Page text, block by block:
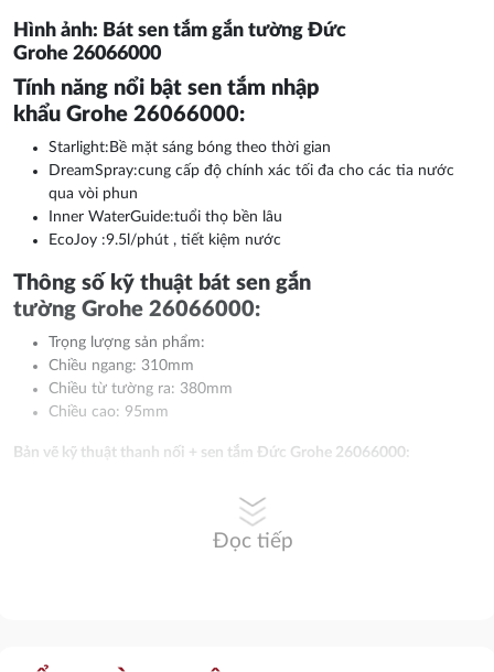
Hình ảnh: Bát sen tắm gắn tường Đức
Grohe 26066000
Tính năng nổi bật sen tắm nhập
khẩu Grohe 26066000:
Starlight:Bề mặt sáng bóng theo thời gian
DreamSpray:cung cấp độ chính xác tối đa cho các tia nước
qua vòi phun
Inner WaterGuide:tuổi thọ bền lâu
EcoJoy :9.5l/phút , tiết kiệm nước
Thông số kỹ thuật bát sen gắn
tường Grohe 26066000:
Trọng lượng sản phẩm:
Chiều ngang: 310mm
Chiều từ tường ra: 380mm
Chiều cao: 95mm
Bản vẽ kỹ thuật thanh nối + sen tắm Đức Grohe 26066000:
Đọc tiếp